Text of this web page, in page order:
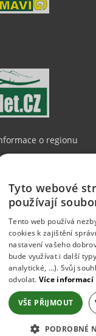
o regionu
Městský úřad
ŠumavaNet.CZ
Tyto webové
používají
Tento web používá
cookies k zajištění
nastavení vašeho
bude využívat i další
analytické, …). Svůj
odvolat. Více informací
VŠE PŘIJMOUT
PODROBNÉ